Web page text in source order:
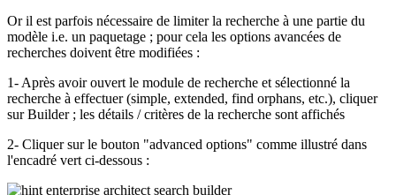
Or il est parfois nécessaire de limiter la recherche à une partie du
modèle i.e. un paquetage ; pour cela les options avancées de
recherches doivent être modifiées :
1- Après avoir ouvert le module de recherche et sélectionné la
recherche à effectuer (simple, extended, find orphans, etc.), cliquer
sur Builder ; les détails / critères de la recherche sont affichés
2- Cliquer sur le bouton "advanced options" comme illustré dans
l'encadré vert ci-dessous :